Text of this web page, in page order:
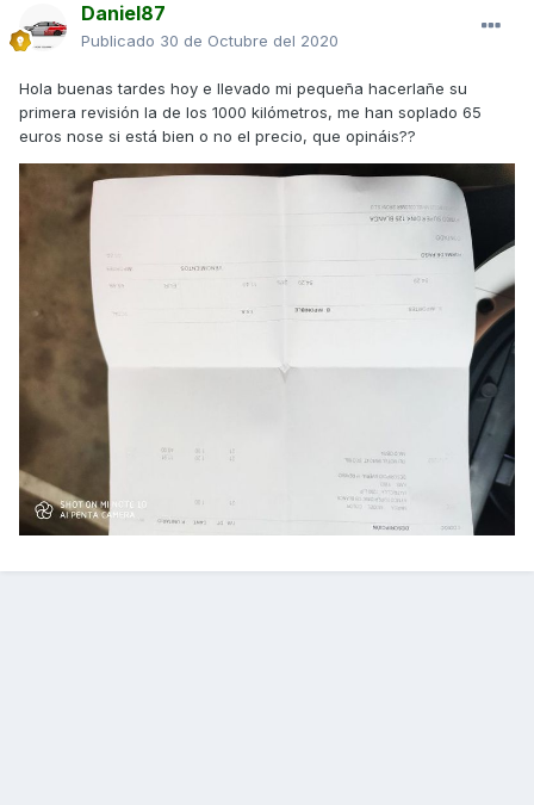
Daniel87
Publicado 30 de Octubre del 2020
Hola buenas tardes hoy e llevado mi pequeña hacerlañe su
primera revisión la de los 1000 kilómetros, me han soplado 65
euros nose si está bien o no el precio, que opináis??